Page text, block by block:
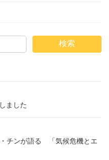
検索
ました
チンが語る 「気候危機とエ